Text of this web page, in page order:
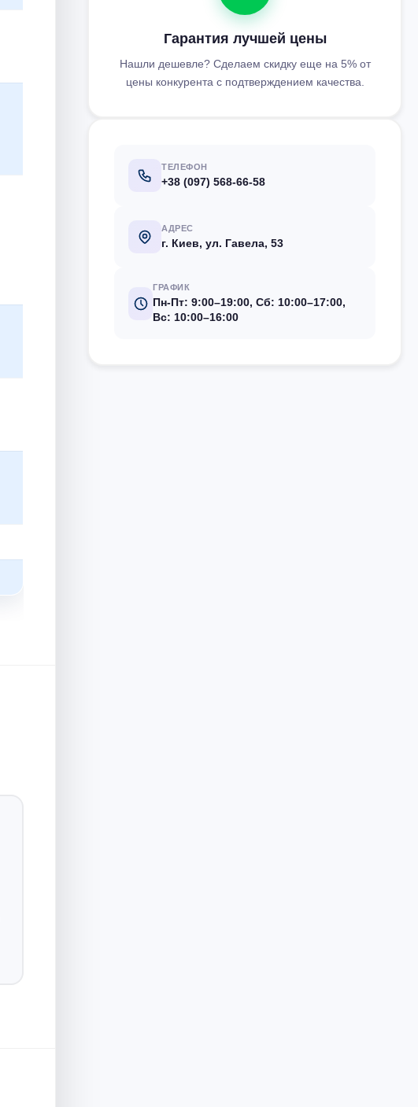
Гарантия лучшей цены
Нашли дешевле? Сделаем скидку еще на 5% от
цены конкурента с подтверждением качества.
ТЕЛЕФОН
+38 (097) 568-66-58
АДРЕС
г. Киев, ул. Гавела, 53
ГРАФИК
Пн-Пт: 9:00–19:00, Сб: 10:00–17:00,
Вс: 10:00–16:00